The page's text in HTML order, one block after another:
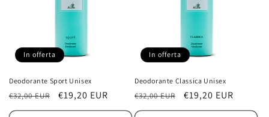
In offerta
Deodorante Sport Unisex
Prezzo
di
€32,00 EUR
Prezzo
scontato
€19,20 EUR
In offerta
Deodorante Classica Unisex
Prezzo
di
€32,00 EUR
Prezzo
scontato
€19,20 EUR